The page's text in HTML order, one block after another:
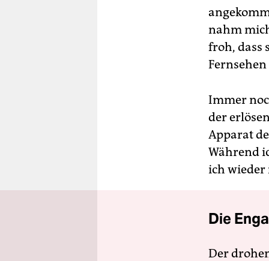
nahm
froh, dass
Immer
der
Apparat
Während
ich wieder
Die
Der